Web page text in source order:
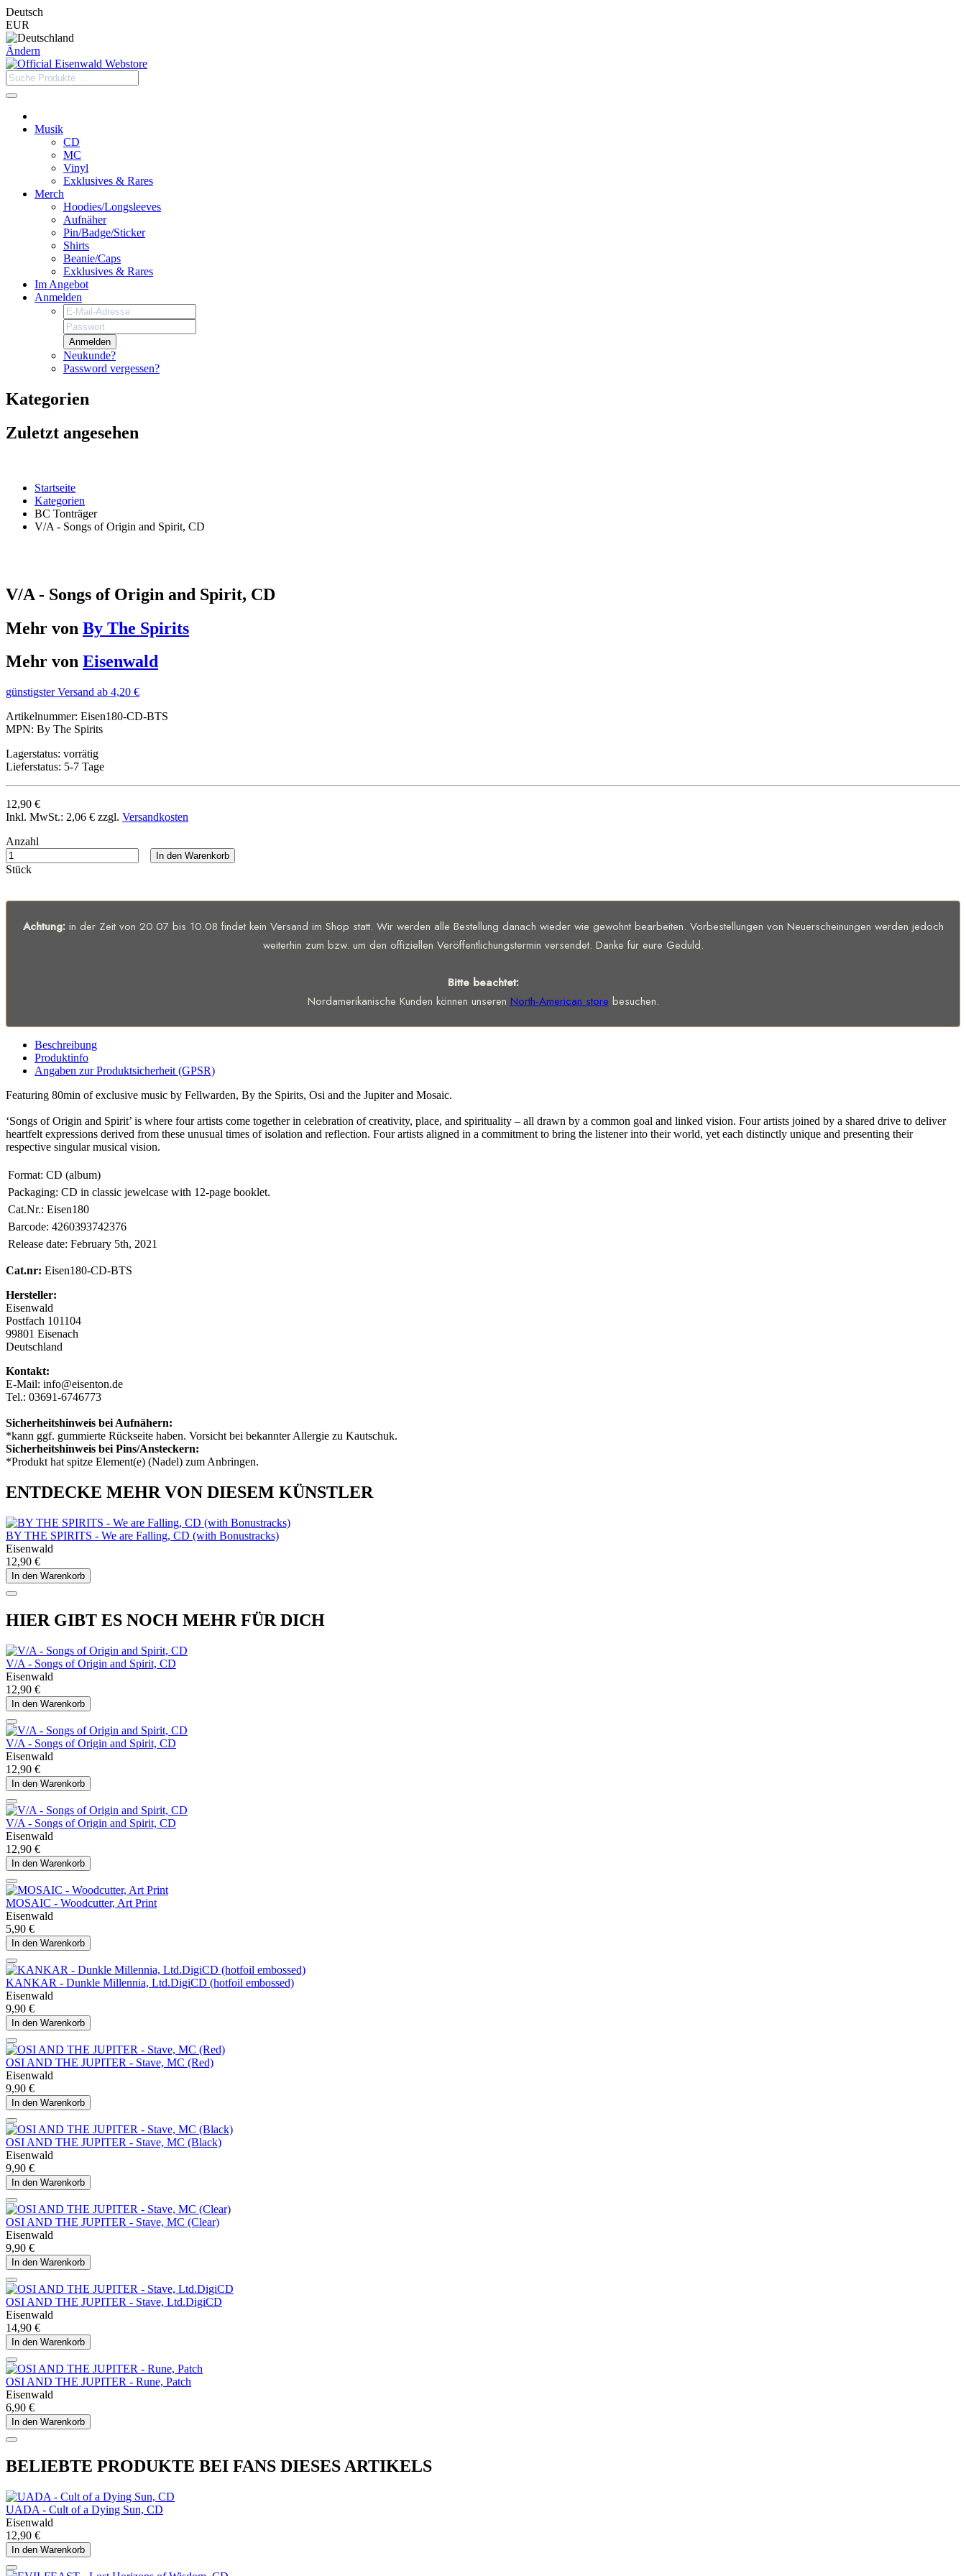
Deutsch
EUR
Ändern
Musik
CD
MC
Vinyl
Exklusives & Rares
Merch
Hoodies/Longsleeves
Aufnäher
Pin/Badge/Sticker
Shirts
Beanie/Caps
Exklusives & Rares
Im Angebot
Anmelden
Anmelden
Neukunde?
Password vergessen?
Kategorien
Zuletzt angesehen
Startseite
Kategorien
BC Tonträger
V/A - Songs of Origin and Spirit, CD
V/A - Songs of Origin and Spirit, CD
Mehr von By The Spirits
Mehr von Eisenwald
günstigster Versand ab 4,20 €
Artikelnummer: Eisen180-CD-BTS
MPN: By The Spirits
Lagerstatus: vorrätig
Lieferstatus: 5-7 Tage
12,90 €
Inkl. MwSt.: 2,06 € zzgl. Versandkosten
Anzahl
Stück
In den Warenkorb
Achtung:in der Zeit von 20.07 bis 10.08 findet kein Versand im Shop statt. Wir werden alle Bestellung danach wieder wie gewohnt bearbeiten. Vorbestellungen von Neuerscheinungen werden jedoch
weiterhin zum bzw. um den offiziellen Veröffentlichungstermin versendet. Danke für eure Geduld.
Bitte beachtet:
Nordamerikanische Kunden können unseren North-American store besuchen.
Beschreibung
Produktinfo
Angaben zur Produktsicherheit (GPSR)
Featuring 80min of exclusive music by Fellwarden, By the Spirits, Osi and the Jupiter and Mosaic.
‘Songs of Origin and Spirit’ is where four artists come together in celebration of creativity, place, and spirituality – all drawn by a common goal and linked vision. Four artists joined by a shared drive to deliver
heartfelt expressions derived from these unusual times of isolation and reflection. Four artists aligned in a commitment to bring the listener into their world, yet each distinctly unique and presenting their
respective singular musical vision.
Format: CD (album)
Packaging: CD in classic jewelcase with 12-page booklet.
Cat.Nr.: Eisen180
Barcode: 4260393742376
Release date: February 5th, 2021
Cat.nr: Eisen180-CD-BTS
Hersteller:
Eisenwald
Postfach 101104
99801 Eisenach
Deutschland
Kontakt:
E-Mail: info@eisenton.de
Tel.: 03691-6746773
Sicherheitshinweis bei Aufnähern:
*kann ggf. gummierte Rückseite haben. Vorsicht bei bekannter Allergie zu Kautschuk.
Sicherheitshinweis bei Pins/Ansteckern:
*Produkt hat spitze Element(e) (Nadel) zum Anbringen.
ENTDECKE MEHR VON DIESEM KÜNSTLER
BY THE SPIRITS - We are Falling, CD (with Bonustracks)
Eisenwald
12,90 €
In den Warenkorb
HIER GIBT ES NOCH MEHR FÜR DICH
V/A - Songs of Origin and Spirit, CD
Eisenwald
12,90 €
In den Warenkorb
V/A - Songs of Origin and Spirit, CD
Eisenwald
12,90 €
In den Warenkorb
V/A - Songs of Origin and Spirit, CD
Eisenwald
12,90 €
In den Warenkorb
MOSAIC - Woodcutter, Art Print
Eisenwald
5,90 €
In den Warenkorb
KANKAR - Dunkle Millennia, Ltd.DigiCD (hotfoil embossed)
Eisenwald
9,90 €
In den Warenkorb
OSI AND THE JUPITER - Stave, MC (Red)
Eisenwald
9,90 €
In den Warenkorb
OSI AND THE JUPITER - Stave, MC (Black)
Eisenwald
9,90 €
In den Warenkorb
OSI AND THE JUPITER - Stave, MC (Clear)
Eisenwald
9,90 €
In den Warenkorb
OSI AND THE JUPITER - Stave, Ltd.DigiCD
Eisenwald
14,90 €
In den Warenkorb
OSI AND THE JUPITER - Rune, Patch
Eisenwald
6,90 €
In den Warenkorb
BELIEBTE PRODUKTE BEI FANS DIESES ARTIKELS
UADA - Cult of a Dying Sun, CD
Eisenwald
12,90 €
In den Warenkorb